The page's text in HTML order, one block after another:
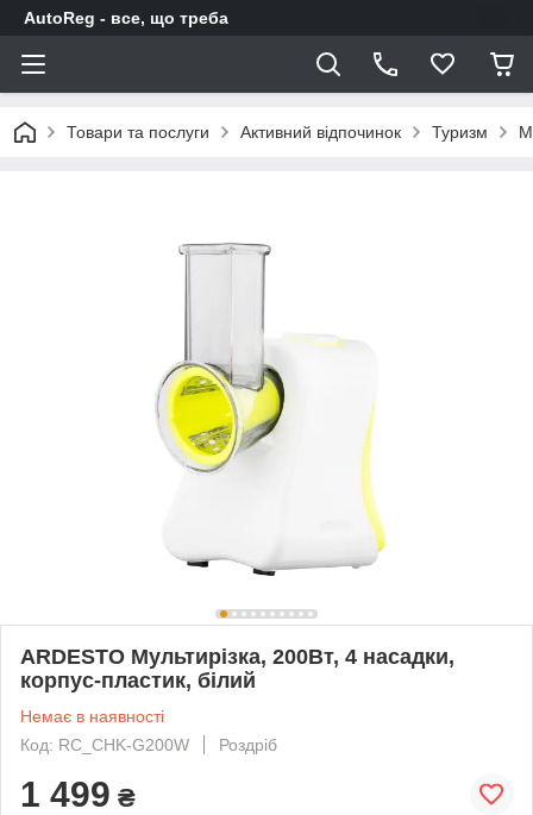
AutoReg - все, що треба
Товари та послуги Активний відпочинок Туризм
ARDESTO Мультирізка, 200Вт, 4 насадки,
корпус-пластик, білий
Немає в наявності
Код: RC_CHK-G200W
Роздріб
1 499 ₴